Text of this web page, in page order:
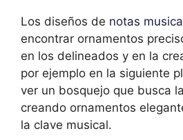
Los diseños de notas
encontrar ornamentos
en los delineados y en la
por ejemplo en la siguiente
ver un bosquejo que busca
creando ornamentos
la clave musical.